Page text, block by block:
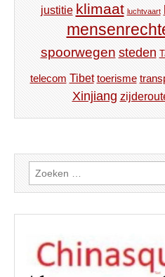
justitie klimaat luchtvaart
spoorwegen steden
telecom Tibet toerisme
Xinjiang
Zoeken
naar: